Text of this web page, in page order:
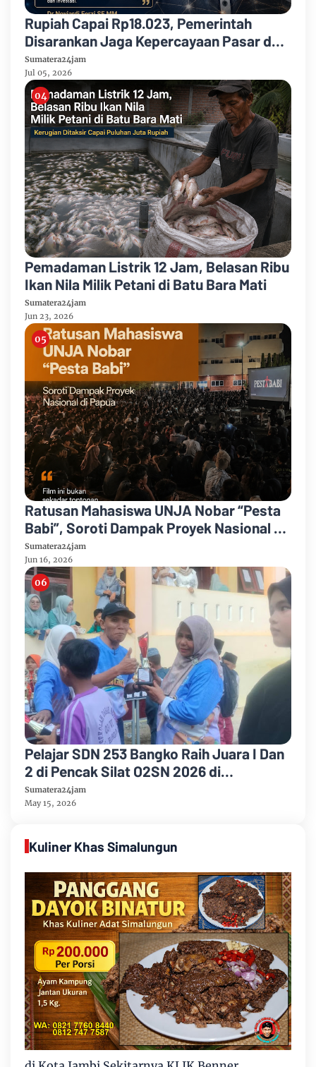
Rupiah Capai Rp18.023, Pemerintah
Disarankan Jaga Kepercayaan Pasar dan
Perkuat Mesin Penghasil Devisa
Sumatera24jam
Jul 05, 2026
Pemadaman Listrik 12 Jam, Belasan Ribu
Ikan Nila Milik Petani di Batu Bara Mati
Sumatera24jam
Jun 23, 2026
Ratusan Mahasiswa UNJA Nobar “Pesta
Babi”, Soroti Dampak Proyek Nasional di
Papua
Sumatera24jam
Jun 16, 2026
Pelajar SDN 253 Bangko Raih Juara I Dan
2 di Pencak Silat O2SN 2026 di
Kecamatan Bangko
Sumatera24jam
May 15, 2026
Kuliner Khas Simalungun